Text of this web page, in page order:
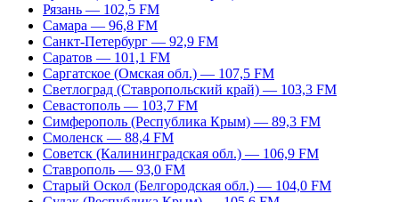
Рязань — 102,5 FM
Самара — 96,8 FM
Санкт-Петербург — 92,9 FM
Саратов — 101,1 FM
Саргатское (Омская обл.) — 107,5 FM
Светлоград (Ставропольский край) — 103,3 FM
Севастополь — 103,7 FM
Симферополь (Республика Крым) — 89,3 FM
Смоленск — 88,4 FM
Советск (Калининградская обл.) — 106,9 FM
Ставрополь — 93,0 FM
Старый Оскол (Белгородская обл.) — 104,0 FM